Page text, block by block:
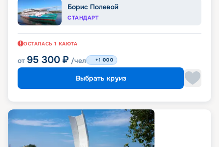
Борис Полевой
СТАНДАРТ
ОСТАЛАСЬ 1 КАЮТА
от 95 300 ₽ /чел +1 000
Выбрать круиз